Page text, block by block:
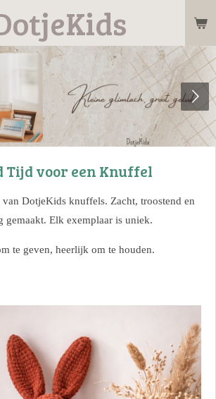
voor een Knuffel
DotjeKids knuffels. Zacht, troostend en
gemaakt. Elk exemplaar is uniek.
te geven, heerlijk om te houden.